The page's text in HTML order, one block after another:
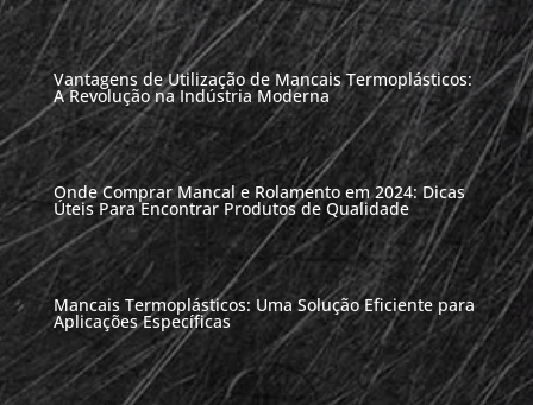
Vantagens de Utilização de Mancais Termoplásticos:
A Revolução na Indústria Moderna
Onde Comprar Mancal e Rolamento em 2024: Dicas
Úteis Para Encontrar Produtos de Qualidade
Mancais Termoplásticos: Uma Solução Eficiente para
Aplicações Específicas